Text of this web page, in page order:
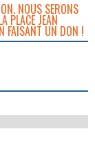
NOUS SERONS
PLACE JEAN
FAISANT UN DON !